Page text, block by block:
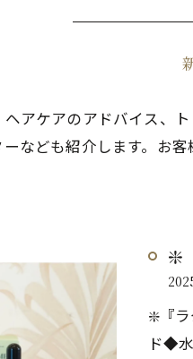
アケアのアドバイス、
なども紹介します。お
❇️
❇️『
ド◆